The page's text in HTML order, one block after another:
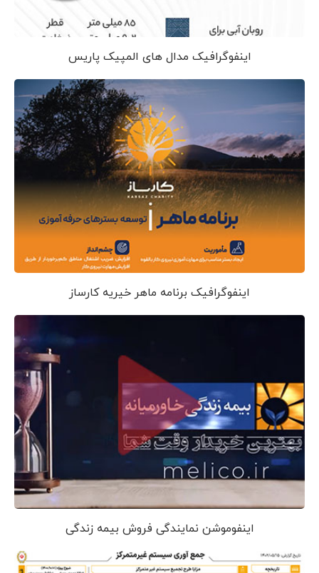
اینفوگرافیک مدال های المپیک پاریس
اینفوگرافیک برنامه ماهر خیریه کارساز
اینفوموشن نمایندگی فروش بیمه زندگی